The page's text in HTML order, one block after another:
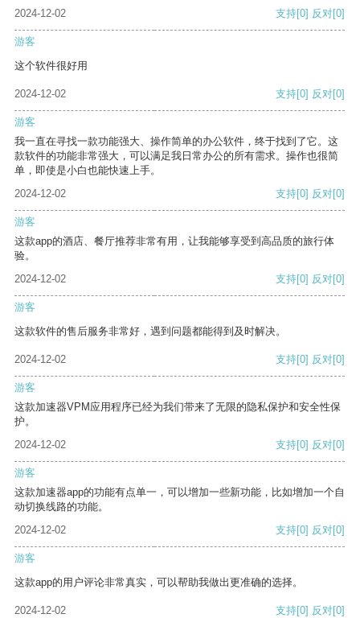
2024-12-02 支持[0] 反对[0]
游客
这个软件很好用
2024-12-02 支持[0] 反对[0]
游客
我一直在寻找一款功能强大、操作简单的办公软件，终于找到了它。这
款软件的功能非常强大，可以满足我日常办公的所有需求。操作也很简
单，即使是小白也能快速上手。
2024-12-02
支持[0] 反对[0]
游客
这款app的酒店、餐厅推荐非常有用，让我能够享受到高品质的旅行体
验。
2024-12-02
支持[0] 反对[0]
游客
这款软件的售后服务非常好，遇到问题都能得到及时解决。
2024-12-02 支持[0] 反对[0]
游客
这款加速器VPM应用程序已经为我们带来了无限的隐私保护和安全性保
护。
2024-12-02
支持[0] 反对[0]
游客
这款加速器app的功能有点单一，可以增加一些新功能，比如增加一个自
动切换线路的功能。
2024-12-02
支持[0] 反对[0]
游客
这款app的用户评论非常真实，可以帮助我做出更准确的选择。
2024-12-02 支持[0] 反对[0]